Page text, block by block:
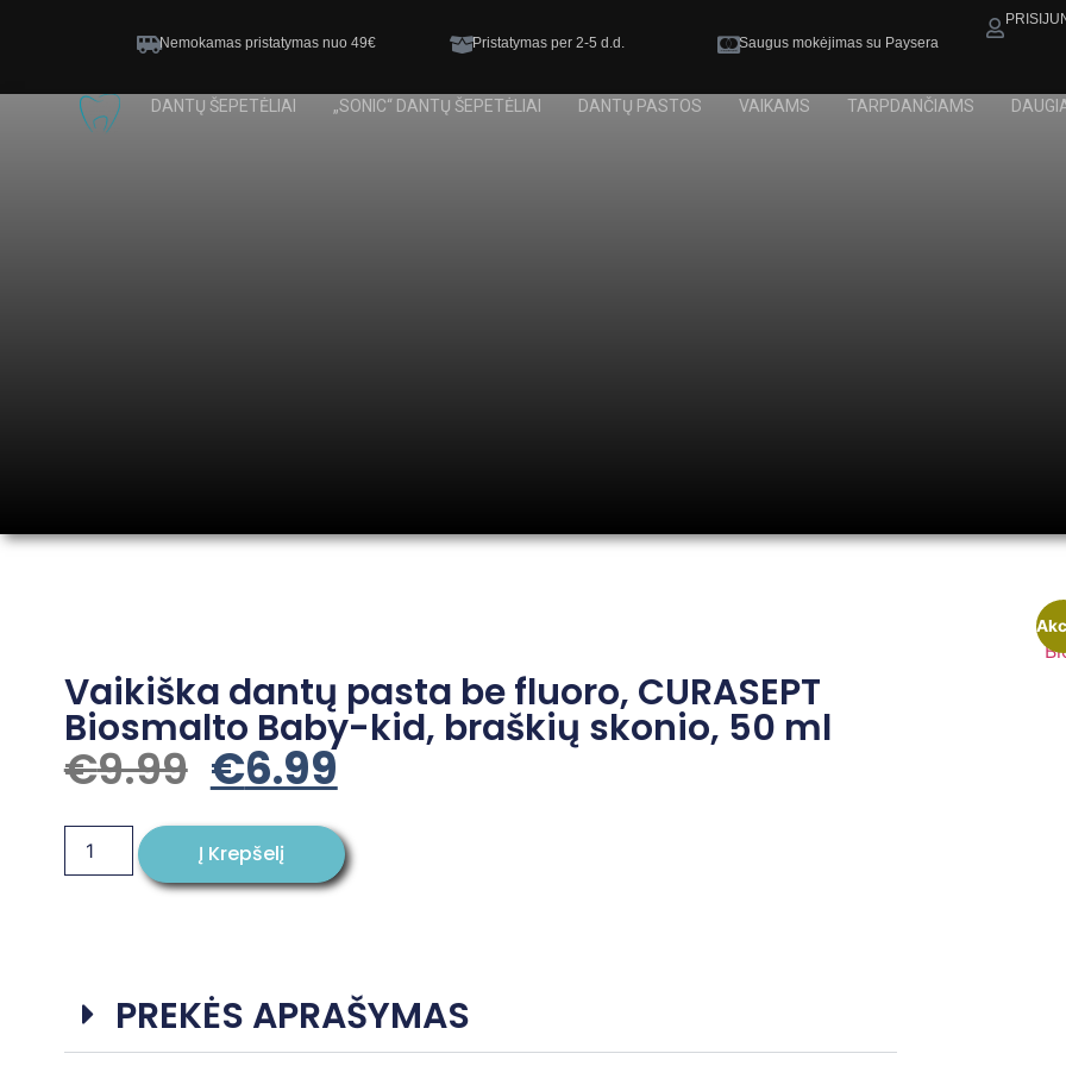
Nemokamas pristatymas nuo 49€ Pristatymas per 2-5 d.d. Saugus mokėjimas su Paysera
DANTŲ ŠEPETĖLIAI „SONIC“ DANTŲ ŠEPETĖLIAI DANTŲ PASTOS VAIKAMS TARPDANČIAMS
Vaikiška dantų pasta be fluoro, CURASEPT
Biosmalto Baby-kid, braškių skonio, 50 ml
€9.99 €6.99
PREKĖS APRAŠYMAS
Į Krepšelį